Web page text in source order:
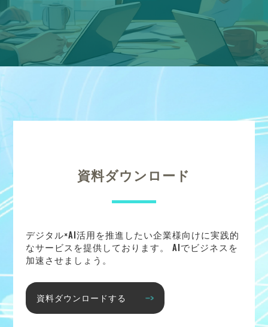
資料ダウンロード
デジタル×AI活用を推進したい企業様向けに実践的
なサービスを提供しております。 AIでビジネスを
加速させましょう。
資料ダウンロードする